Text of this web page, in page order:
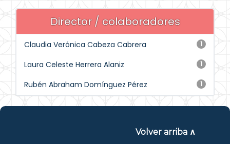
Director / colaboradores
1
Claudia Verónica Cabeza Cabrera
1
Laura Celeste Herrera Alaniz
1
Rubén Abraham Domínguez Pérez
Volver arriba ∧